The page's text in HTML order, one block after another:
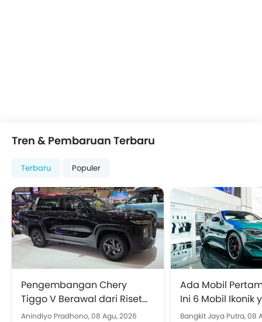
Tren & Pembaruan Terbaru
Terbaru Populer
Pengembangan Chery
Tiggo V Berawal dari Riset
Jalanan Indonesia
Anindiyo Pradhono,08 Agu, 2026
Ada Mobil
Ini 6 Mobil Ikonik
Perhatian di
Bangkit Jaya Putra,08